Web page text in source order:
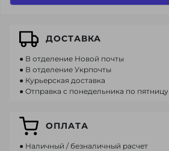
ДОСТАВКА
● В отделение Новой почты
● В отделение Укрпочты
● Курьерская доставка
● Отправка с понедельника по пятницу
ОПЛАТА
● Наличный / безналичный расчет